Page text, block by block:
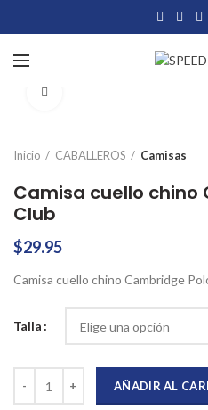
Inicio CABALLEROS Camisas
Camisa cuello chino
Club
$29.95
Camisa cuello chino Cambridge
Talla
AÑADIR AL